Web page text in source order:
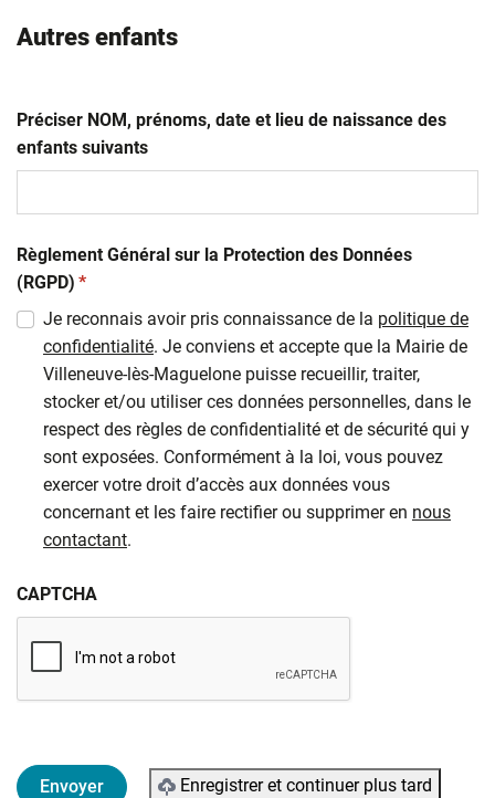
Autres enfants
Préciser NOM, prénoms, date et lieu de naissance des
enfants suivants
Règlement Général sur la Protection des Données
(RGPD) (obligatoire)
*
Je reconnais avoir pris connaissance de la politique de
confidentialité. Je conviens et accepte que la Mairie de
Villeneuve-lès-Maguelone puisse recueillir, traiter,
stocker et/ou utiliser ces données personnelles, dans le
respect des règles de confidentialité et de sécurité qui y
sont exposées. Conformément à la loi, vous pouvez
exercer votre droit d’accès aux données vous
concernant et les faire rectifier ou supprimer en nous
contactant.
CAPTCHA
Enregistrer et continuer plus tard